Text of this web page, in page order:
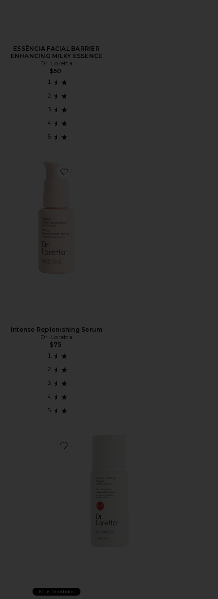
ESSÊNCIA FACIAL BARRIER
ENHANCING MILKY ESSENCE
Dr. Loretta
$50
Favorite Intense Replenishing Serum
Intense Replenishing Serum
Dr. Loretta
$75
Favorite Travel Gentle Hydrating Cleanser
Mais Vendidos